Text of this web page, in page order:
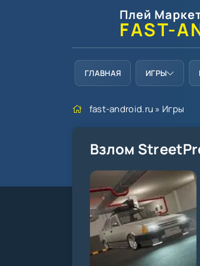
Плей
FAST-
ГЛАВНАЯ ИГРЫ
fast-android.ru » Игры
Взлом